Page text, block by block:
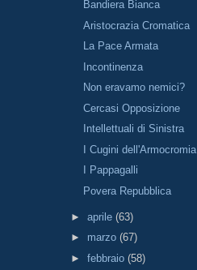
Bandiera Bianca
Aristocrazia Cromatica
La Pace Armata
Incontinenza
Non eravamo nemici?
Cercasi Opposizione
Intellettuali di Sinistra
I Cugini dell'Armocromia
I Pappagalli
Povera Repubblica
► aprile (63)
► marzo (67)
► febbraio (58)